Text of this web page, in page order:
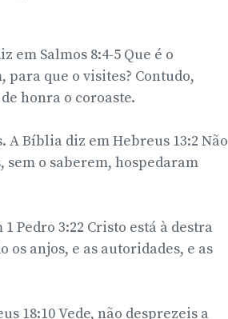
Salmos 8:4-5 Que é o
para que o visites? Contudo,
honra o coroaste.
Bíblia diz em Hebreus 13:2 Não
o saberem, hospedaram
3:22 Cristo está à destra
os anjos, e as autoridades, e as
18:10 Vede, não desprezeis a